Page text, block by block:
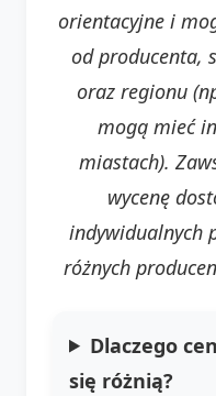
orientacyjne i
od producenta,
oraz regionu
mogą mieć
miastach).
wycenę
indywidualnych
różnych
Dlaczego
się różnią?